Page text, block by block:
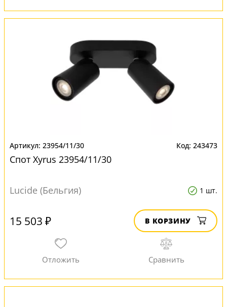
23954/11/30 243473
Спот Xyrus 23954/11/30
Lucide (Бельгия) 1 шт.
15 503 ₽ В КОРЗИНУ